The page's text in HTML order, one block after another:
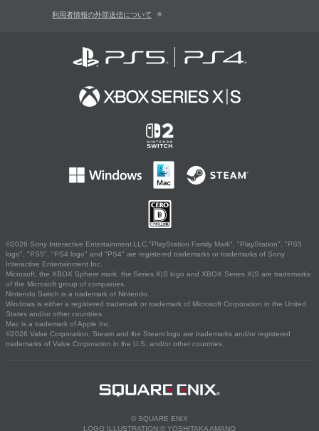
利用者情報の外部送信について
©2026 Sony Interactive Entertainment LLC."PlayStation Family Mark", "PlayStation", "PS5
logo", "PS5", "PS4 logo" and "PS4" are registered trademarks or trademarks of Sony
Interactive Entertainment Inc.
Microsoft, the XBOX Sphere mark, the Series X|S logo and XBOX Series X|S are trademarks
of the Microsoft group of companies.
Nintendo Switch is a trademark of Nintendo.
Windows is either a registered trademark or trademark of Microsoft Corporation in the United
States and/or other countries.
Mac is a trademark of Apple Inc.
©2026 Valve Corporation. Steam and the Steam logo are trademarks and/or registered
trademarks of Valve Corporation in the U.S. and/or other countries.
© SQUARE ENIX
LOGO ILLUSTRATION:© YOSHITAKA AMANO